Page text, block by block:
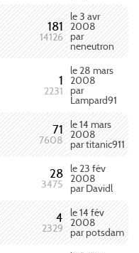
181
14126
le 3 avr
2008
par
neneutron
1
2231
le 28 mars
2008
par
Lampard91
71
7608
le 14 mars
2008
par titanic911
28
3475
le 23 fév
2008
par Davidl
4
2329
le 14 fév
2008
par potsdam